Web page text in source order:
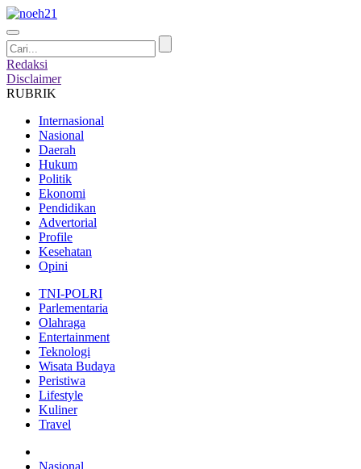
Redaksi
Disclaimer
RUBRIK
Internasional
Nasional
Daerah
Hukum
Politik
Ekonomi
Pendidikan
Advertorial
Profile
Kesehatan
Opini
TNI-POLRI
Parlementaria
Olahraga
Entertainment
Teknologi
Wisata Budaya
Peristiwa
Lifestyle
Kuliner
Travel
Nasional